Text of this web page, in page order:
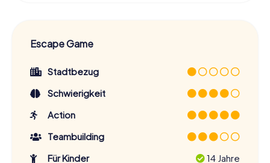
Escape Game
Stadtbezug
Schwierigkeit
Action
Teambuilding
Für Kinder
14 Jahre